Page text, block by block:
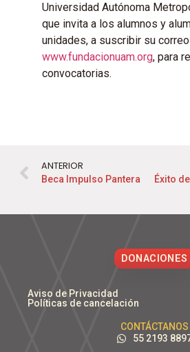
Universidad Autónoma
que invita a los alumnos y
unidades, a suscribir su
www.fundacionuam.org, para
convocatorias.
ANTERIOR
Beca Impulso Pantera
DONACIONES
Aviso de Privacidad
Políticas de cancelación
CONTÁCTANOS
55 2193